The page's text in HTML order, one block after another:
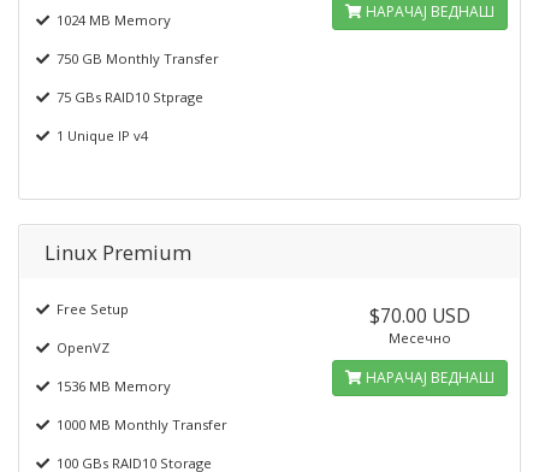
1024 MB Memory
750 GB Monthly Transfer
75 GBs RAID10 Stprage
1 Unique IP v4
НАРАЧАЈ ВЕДНАШ
Linux Premium
Free Setup
OpenVZ
1536 MB Memory
1000 MB Monthly Transfer
100 GBs RAID10 Storage
$70.00 USD
Месечно
НАРАЧАЈ ВЕДНАШ